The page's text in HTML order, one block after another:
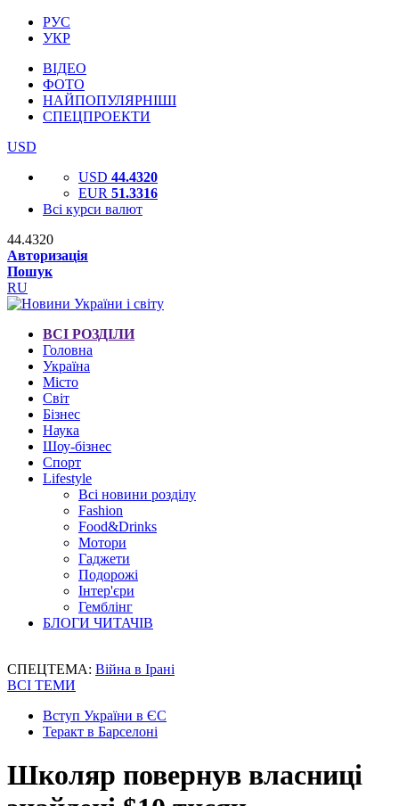
РУС
УКР
ВІДЕО
ФОТО
НАЙПОПУЛЯРНІШІ
СПЕЦПРОЕКТИ
USD
USD 44.4320
EUR 51.3316
Всі курси валют
44.4320
Авторизація
Пошук
RU
ВСІ РОЗДІЛИ
Головна
Україна
Місто
Світ
Бізнес
Наука
Шоу-бізнес
Спорт
Lifestyle
Всі новини розділу
Fashion
Food&Drinks
Мотори
Гаджети
Подорожі
Інтер'єри
Гемблінг
БЛОГИ ЧИТАЧІВ
СПЕЦТЕМА: Війна в Ірані
ВСІ ТЕМИ
Вступ України в ЄС
Теракт в Барселоні
Школяр повернув власниці